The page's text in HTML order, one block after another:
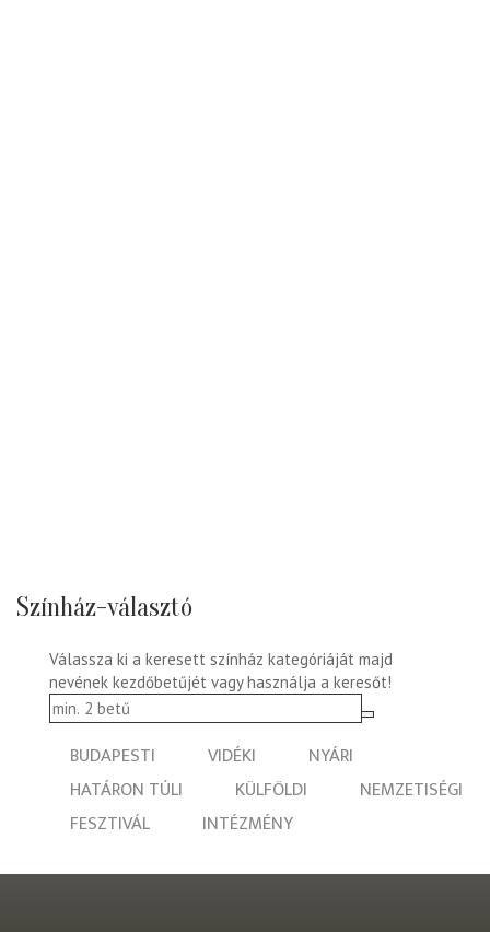
Színház-választó
Válassza ki a keresett színház kategóriáját majd
nevének kezdőbetűjét vagy használja a keresőt!
BUDAPESTI VIDÉKI
NYÁRI
HATÁRON TÚLI
KÜLFÖLDI
NEMZETISÉGI
FESZTIVÁL
INTÉZMÉNY